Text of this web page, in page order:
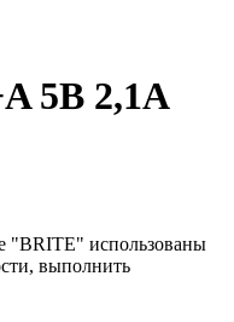
5В 2,1А
"BRITE" использованы
выполнить